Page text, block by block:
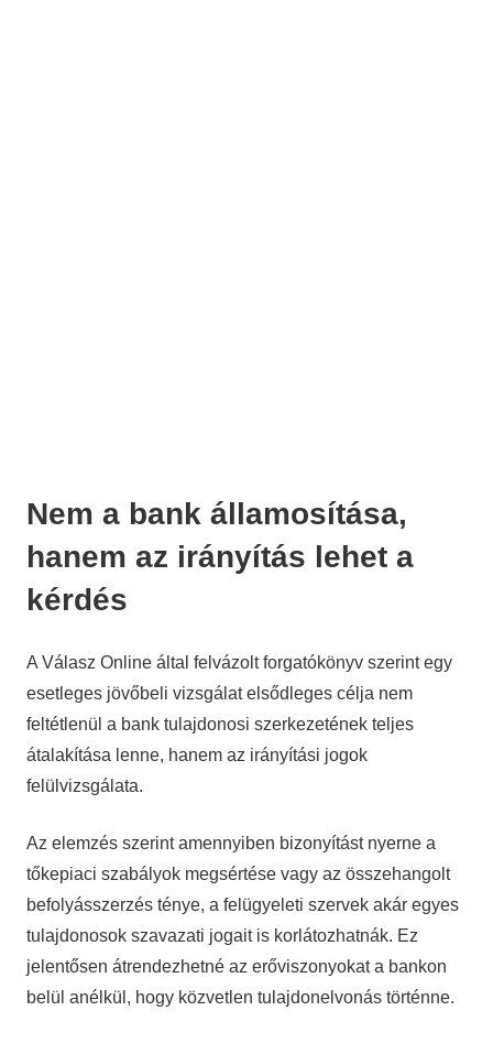
Nem a bank államosítása,
hanem az irányítás lehet a
kérdés
A Válasz Online által felvázolt forgatókönyv szerint egy
esetleges jövőbeli vizsgálat elsődleges célja nem
feltétlenül a bank tulajdonosi szerkezetének teljes
átalakítása lenne, hanem az irányítási jogok
felülvizsgálata.
Az elemzés szerint amennyiben bizonyítást nyerne a
tőkepiaci szabályok megsértése vagy az összehangolt
befolyásszerzés ténye, a felügyeleti szervek akár egyes
tulajdonosok szavazati jogait is korlátozhatnák. Ez
jelentősen átrendezhetné az erőviszonyokat a bankon
belül anélkül, hogy közvetlen tulajdonelvonás történne.